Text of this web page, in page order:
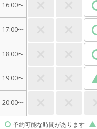
16:00〜
17:00〜
18:00〜
19:00〜
20:00〜
予約可能な時間があります